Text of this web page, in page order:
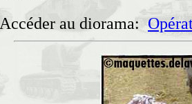
Accéder au diorama: